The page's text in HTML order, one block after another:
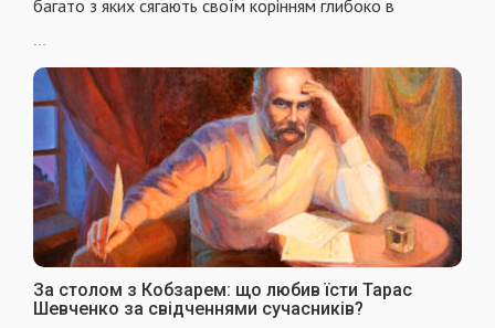
багато з яких сягають своїм корінням глибоко в
...
За столом з Кобзарем: що любив їсти Тарас
Шевченко за свідченнями сучасників?